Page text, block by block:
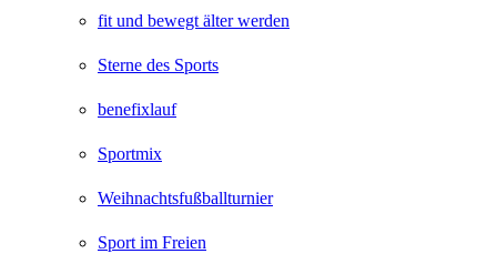
fit und bewegt älter werden
Sterne des Sports
benefixlauf
Sportmix
Weihnachtsfußballturnier
Sport im Freien